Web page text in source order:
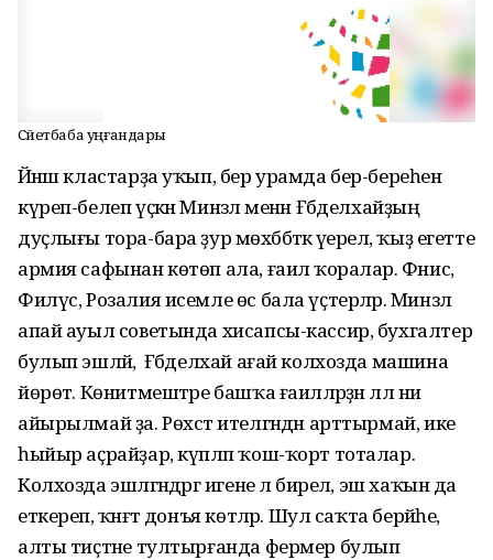
Сәйетбаба уңғандары
Йәнәш кластарҙа уҡып, бер урамда бер-береһен
күреп-белеп үҫкән Минзәлә менән Ғәбделхайҙың
дуҫлығы тора-бара ҙур мөхәббәткә әүерелә, ҡыҙ егетте
армия сафынан көтөп ала, ғаилә ҡоралар. Фәнис,
Филүс, Розалия исемле өс бала үҫтерәләр. Минзәлә
апай ауыл советында хисапсы-кассир, бухгалтер
булып эшләй, ә Ғәбделхай ағай колхозда машина
йөрөтә. Көнит­мештәре башҡа ғаиләләрҙән әллә ни
айырылмай ҙа. Рөхсәт ителгәндән арттырмай, ике
һыйыр аҫрайҙар, күпләп ҡош-ҡорт тоталар.
Колхозда эшләгәндәргә игене лә бирелә, эш хаҡын да
еткереп, ҡәнәғәт донъя көтәләр. Шул саҡта берәйһе,
алты тиҫтәне тултырғанда фермер булып